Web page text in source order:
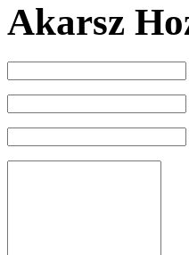
Akarsz